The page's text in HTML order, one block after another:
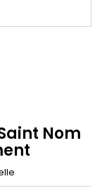
Nom